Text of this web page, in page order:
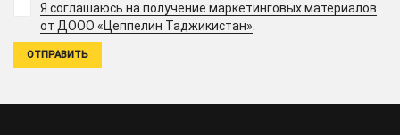
Я соглашаюсь на получение маркетинговых материалов
от ДООО «Цеппелин Таджикистан».